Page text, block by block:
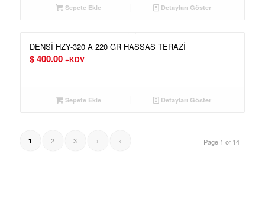
Sepete Ekle Detayları Göster
DENSİ HZY-320 A 220 GR HASSAS TERAZİ
$400.00 +KDV
Sepete Ekle Detayları Göster
Page 1 of 14
1 2 3 › »